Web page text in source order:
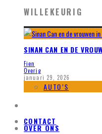
WILLEKEURIG
SINAN CAN EN DE
Fien
Overig
januari 29, 2026
AUTO’S
CONTACT
OVER ONS